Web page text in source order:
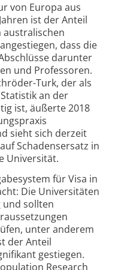
von Europa aus
ist der Anteil
australischen
dass die
darunter
und Professoren.
Turk, der als
an der
ist, äußerte 2018
sieht sich derzeit
Schadensersatz in
Universität.
für Visa in
Die Universitäten
sollten
unter anderem
der Anteil
gestiegen.
Research